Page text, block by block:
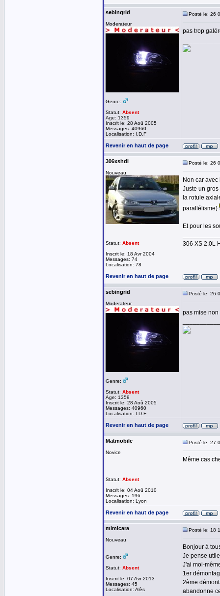
sebingrid
Moderateur
Genre:
Statut: Absent
Age: 1359
Inscrit le: 28 Aoû 2005
Messages: 40960
Localisation: I.D.F
Posté le: 26
pas trop
Revenir en haut de page
306xshdi
Nouveau
Statut: Absent
Inscrit le: 18 Avr 2004
Messages: 74
Localisation: 78
Posté le: 26
Non car
Juste un
la rotule
parallélisme)
Et pour les
306 XS 2.0L
Revenir en haut de page
sebingrid
Moderateur
Genre:
Statut: Absent
Age: 1359
Inscrit le: 28 Aoû 2005
Messages: 40960
Localisation: I.D.F
Posté le: 26
pas mise
Revenir en haut de page
Matmobile
Novice
Statut: Absent
Inscrit le: 04 Aoû 2010
Messages: 196
Localisation: Lyon
Posté le: 27
Même cas
Revenir en haut de page
mimicara
Nouveau
Genre:
Statut: Absent
Inscrit le: 07 Avr 2013
Messages: 45
Localisation: Alès
Posté le: 18
Bonjour à
Je pense
J'ai moi-
1er
2ème
abandonne